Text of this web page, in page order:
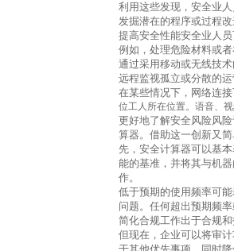
利用这些发现，安全业
发掘潜在的程序或过程
提高安全性能安全业人
例如，处理危险材料或
通过采用移动或无线技
远程监视孤立或分散的
在某些情况下，网络连
位工人所在位置。语音、
更好地了解安全风险风
算器。借助这一创新又
先，安全计算器可以基
能的基准，并将其与机
作。
低于预期的使用频率可
问题。任何超出预期频
简化合规工作出于合规
但现在，企业可以将审